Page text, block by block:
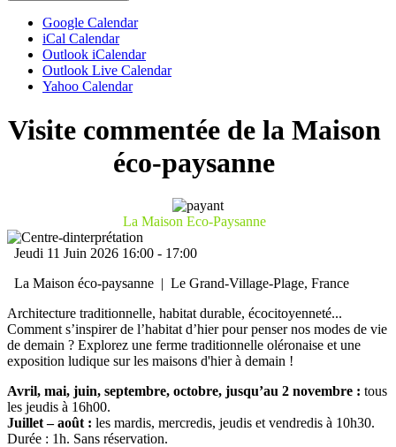
Google Calendar
iCal Calendar
Outlook iCalendar
Outlook Live Calendar
Yahoo Calendar
Visite commentée de la Maison
éco-paysanne
La Maison Eco-Paysanne
Jeudi 11 Juin 2026 16:00 - 17:00
La Maison éco-paysanne | Le Grand-Village-Plage, France
Architecture traditionnelle, habitat durable, écocitoyenneté...
Comment s’inspirer de l’habitat d’hier pour penser nos modes de vie
de demain ? Explorez une ferme traditionnelle oléronaise et une
exposition ludique sur les maisons d'hier à demain !
Avril, mai, juin, septembre, octobre, jusqu’au 2 novembre : tous
les jeudis à 16h00.
Juillet – août : les mardis, mercredis, jeudis et vendredis à 10h30.
Durée : 1h. Sans réservation.